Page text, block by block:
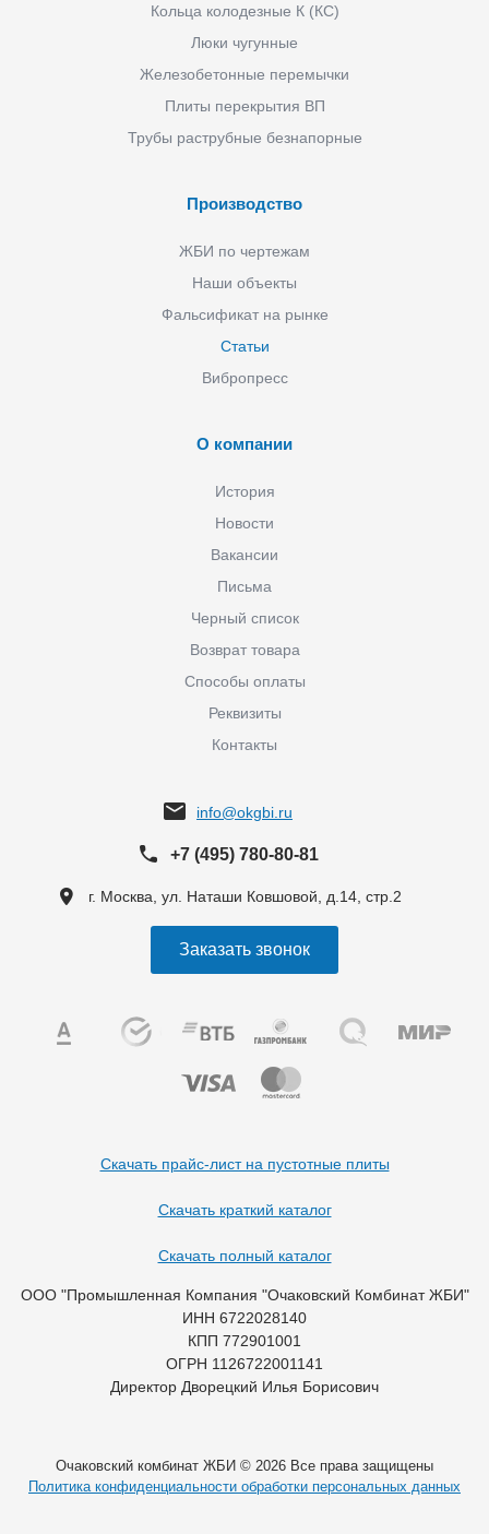
Кольца колодезные К (КС)
Люки чугунные
Железобетонные перемычки
Плиты перекрытия ВП
Трубы раструбные безнапорные
Производство
ЖБИ по чертежам
Наши объекты
Фальсификат на рынке
Статьи
Вибропресс
О компании
История
Новости
Вакансии
Письма
Черный список
Возврат товара
Способы оплаты
Реквизиты
Контакты
info@okgbi.ru
+7 (495) 780-80-81
г. Москва, ул. Наташи Ковшовой, д.14, стр.2
Заказать звонок
Скачать прайс-лист на пустотные плиты
Скачать краткий каталог
Скачать полный каталог
ООО "Промышленная Компания "Очаковский Комбинат ЖБИ"
ИНН 6722028140
КПП 772901001
ОГРН 1126722001141
Директор Дворецкий Илья Борисович
Очаковский комбинат ЖБИ © 2026 Все права защищены
Политика конфиденциальности обработки персональных данных